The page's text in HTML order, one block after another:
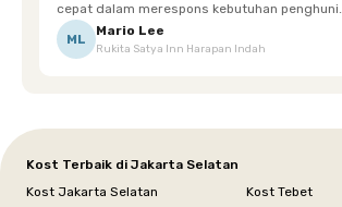
cepat dalam merespons kebutuhan penghuni.
Ketika saya meminta keset karena sempat
terpeleset, permintaan tersebut langsung
ML
Mario Lee
Rukita Satya Inn Harapan Indah
Kost Terbaik di Jakarta Selatan
Kost Jakarta Selatan
Kost Tebet